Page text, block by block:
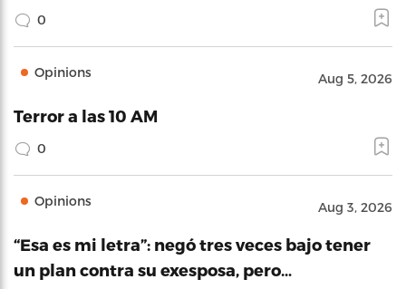
0
Opinions Aug 5, 2026
Terror a las 10 AM
0
Opinions Aug 3, 2026
“Esa es mi letra”: negó tres veces bajo tener
un plan contra su exesposa, pero…